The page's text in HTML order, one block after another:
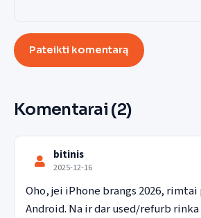
Pateikti komentarą
Komentarai (2)
bitinis
2025-12-16
Oho, jei iPhone brangs 2026,
Android. Na ir dar used/refurb